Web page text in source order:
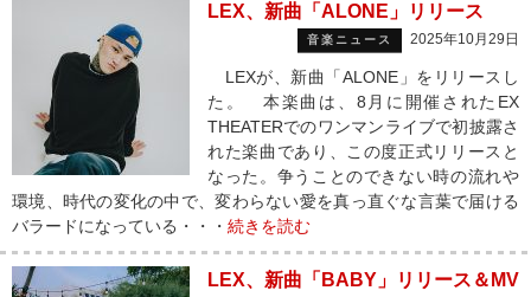
LEX、新曲「ALONE」リリース
音楽ニュース 2025年10月29日
LEXが、新曲「ALONE」をリリースし
た。 本楽曲は、8月に開催されたEX
THEATERでのワンマンライブで初披露さ
れた楽曲であり、この度正式リリースと
なった。争うことのできない時の流れや
環境、時代の変化の中で、変わらない愛を真っ直ぐな言葉で届ける
バラードになっている・・・ 続きを読む
LEX、新曲「BABY」リリース＆MV